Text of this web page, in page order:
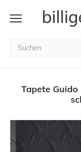
Tapete